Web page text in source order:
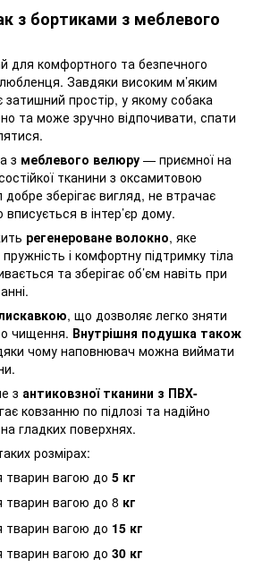
з бортиками з меблевого
для комфортного та безпечного
Завдяки високим м’яким
простір, у якому собака
та може зручно відпочивати, спати
з меблевого велюру — приємної на
тканини з оксамитовою
зберігає вигляд, не втрачає
в інтер’єр дому.
регенероване волокно, яке
і комфортну підтримку тіла
та зберігає об’єм навіть при
, що дозволяє легко зняти
чищення. Внутрішня подушка також
чому наповнювач можна виймати
з антиковзної тканини з ПВХ-
ковзанню по підлозі та надійно
гладких поверхнях.
розмірах:
вагою до 5 кг
вагою до 8 кг
вагою до 15 кг
вагою до 30 кг